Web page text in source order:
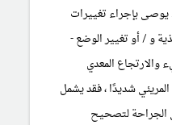
يوصى بإجراء تغييرات
و / أو تغيير الوضع -
والارتجاع المعدي
المريئي شديدًا ، فقد يشمل
الجراحة لتصحيح